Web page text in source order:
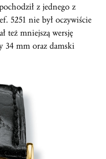
z jednego z
5251 nie był oczywiście
też mniejszą wersję
34 mm oraz damski